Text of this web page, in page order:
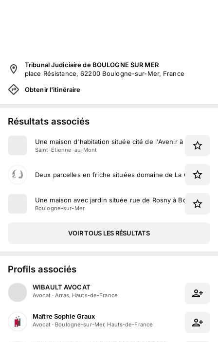
Tribunal Judiciaire de BOULOGNE SUR MER
place Résistance, 62200 Boulogne-sur-Mer, France
Obtenir l'itinéraire
Résultats associés
Une maison d'habitation située cité de l'Avenir à Saint-
Saint-Étienne-au-Mont
Deux parcelles en friche situées domaine de La Côte de
Une maison avec jardin située rue de Rosny à Boulogne-
Boulogne-sur-Mer
VOIR TOUS LES RÉSULTATS
Profils associés
WIBAULT AVOCAT
Avocat·Arras, Hauts-de-France
Maître Sophie Graux
Avocat· Boulogne-sur-Mer, Hauts-de-France